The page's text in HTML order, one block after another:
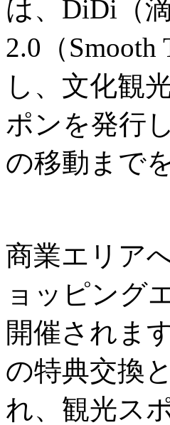
は、DiDi（
2.0（Smooth
し、文化観
ポンを発行
の移動まで
商業エリア
ョッピング
開催されま
の特典交換
れ、観光ス